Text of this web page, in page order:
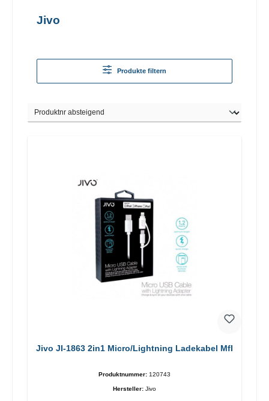
Jivo
Produkte filtern
Jivo JI-1863 2in1 Micro/Lightning Ladekabel MfI
Produktnummer: 120743
Hersteller: Jivo